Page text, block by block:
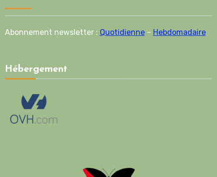
Abonnement newsletter : Quotidienne– Hebdomadaire
Hébergement